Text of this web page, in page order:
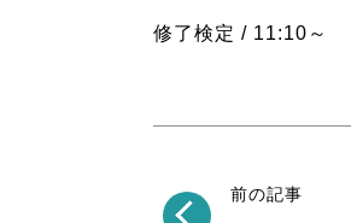
修了検定 / 11:10～
前の記事